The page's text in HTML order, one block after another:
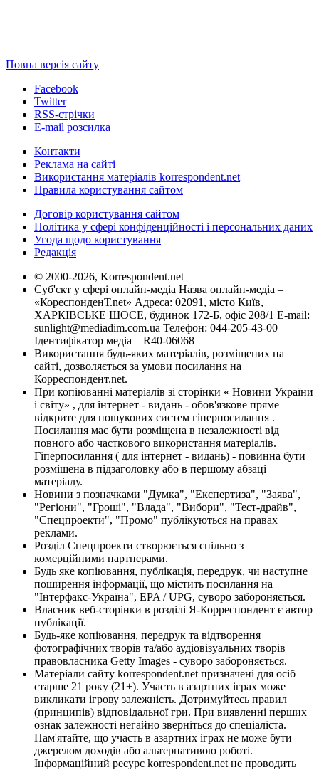
Повна версія сайту
Facebook
Twitter
RSS-стрічки
E-mail розсилка
Контакти
Реклама на сайті
Використання матеріалів korrespondent.net
Правила користування сайтом
Договір користування сайтом
Політика у сфері конфіденційності і персональних даних
Угода щодо користування
Редакція
© 2000-2026, Korrespondent.net
Суб'єкт у сфері онлайн-медіа Назва онлайн-медіа –
«КореспонденТ.net» Адреса: 02091, місто Київ,
ХАРКІВСЬКЕ ШОСЕ, будинок 172-Б, офіс 208/1 E-mail:
sunlight@mediadim.com.ua Телефон: 044-205-43-00
Ідентифікатор медіа – R40-06068
Використання будь-яких матеріалів, розміщених на
сайті, дозволяється за умови посилання на
Корреспондент.net.
При копіюванні матеріалів зі сторінки « Новини України
і світу» , для інтернет - видань - обов'язкове пряме
відкрите для пошукових систем гіперпосилання .
Посилання має бути розміщена в незалежності від
повного або часткового використання матеріалів.
Гіперпосилання ( для інтернет - видань) - повинна бути
розміщена в підзаголовку або в першому абзаці
матеріалу.
Новини з позначками "Думка", "Експертиза", "Заява",
"Регіони", "Гроші", "Влада", "Вибори", "Тест-драйв",
"Спецпроекти", "Промо" публікуються на правах
реклами.
Розділ Спецпроекти створюється спільно з
комерційними партнерами.
Будь яке копіювання, публікація, передрук, чи наступне
поширення інформації, що містить посилання на
"Інтерфакс-Україна", EPA / UPG, суворо забороняється.
Власник веб-сторінки в розділі Я-Корреспондент є автор
публікації.
Будь-яке копіювання, передрук та відтворення
фотографічних творів та/або аудіовізуальних творів
правовласника Getty Images - суворо забороняється.
Матеріали сайту korrespondent.net призначені для осіб
старше 21 року (21+). Участь в азартних іграх може
викликати ігрову залежність. Дотримуйтесь правил
(принципів) відповідальної гри. При виявленні перших
ознак залежності негайно зверніться до спеціаліста.
Пам'ятайте, що участь в азартних іграх не може бути
джерелом доходів або альтернативою роботі.
Інформаційний ресурс korrespondent.net не проводить